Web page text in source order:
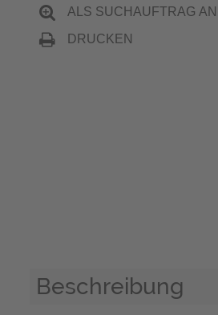
ALS SUCHAUFTRAG
DRUCKEN
Beschreibung